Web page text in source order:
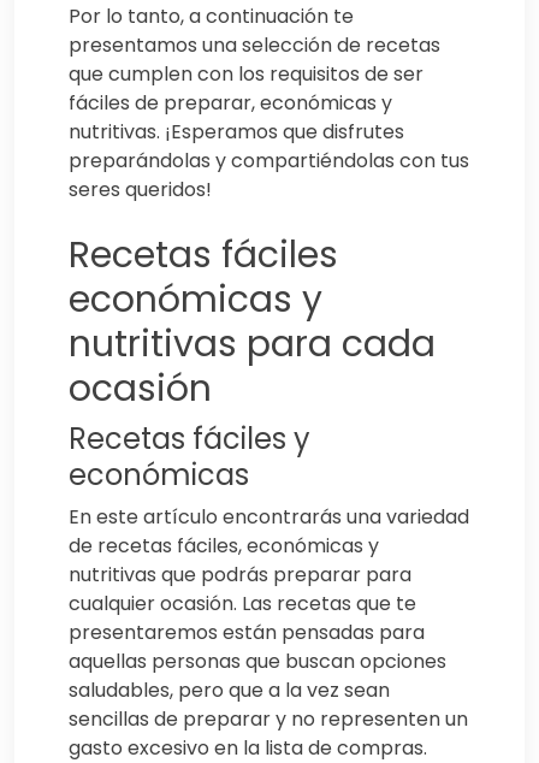
Por lo tanto, a continuación te
presentamos una selección de recetas
que cumplen con los requisitos de ser
fáciles de preparar, económicas y
nutritivas. ¡Esperamos que disfrutes
preparándolas y compartiéndolas con tus
seres queridos!
Recetas fáciles
económicas y
nutritivas para cada
ocasión
Recetas fáciles y
económicas
En este artículo encontrarás una variedad
de recetas fáciles, económicas y
nutritivas que podrás preparar para
cualquier ocasión. Las recetas que te
presentaremos están pensadas para
aquellas personas que buscan opciones
saludables, pero que a la vez sean
sencillas de preparar y no representen un
gasto excesivo en la lista de compras.